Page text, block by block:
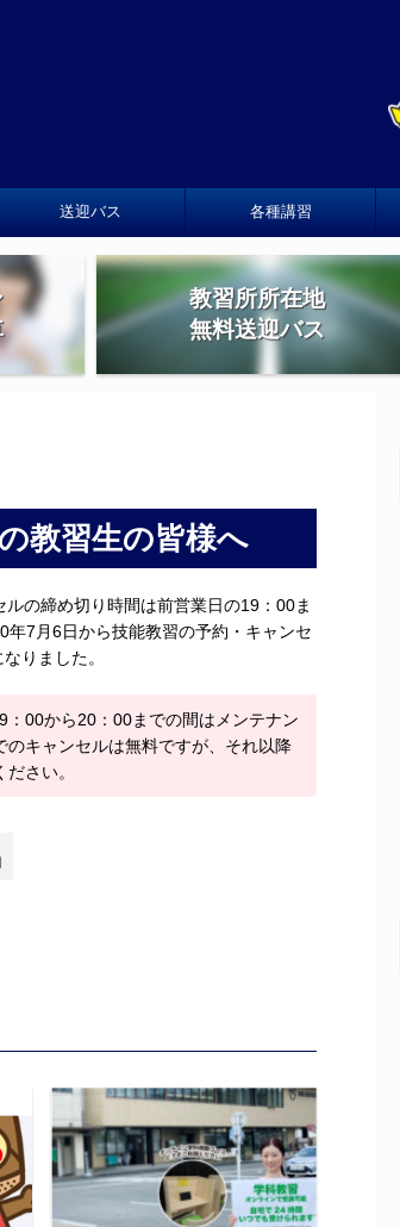
送迎バス 各種講習
教習所所在地
無料送迎バス
教習生の皆様へ
の締め切り時間は前営業日の19：00ま
7月6日から技能教習の予約・キャンセ
りました。
00から20：00までの間はメンテナン
キャンセルは無料ですが、それ以降
さい。